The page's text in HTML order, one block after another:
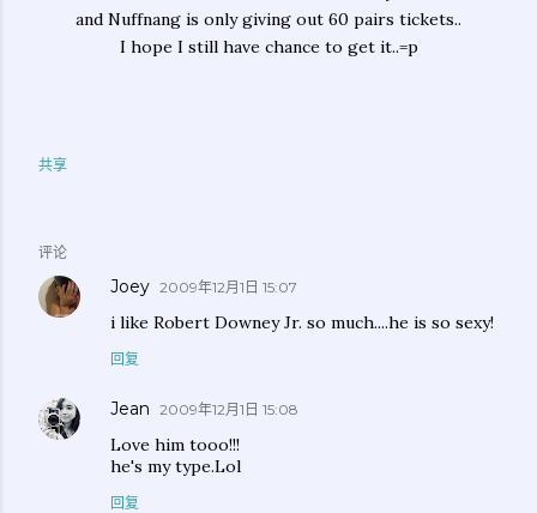
and Nuffnang is only giving out 60 pairs tickets..
I hope I still have chance to get it..=p
共享
评论
Joey 2009年12月1日 15:07
i like Robert Downey Jr. so much....he is so sexy!
回复
Jean 2009年12月1日 15:08
Love him tooo!!!
he's my type.Lol
回复